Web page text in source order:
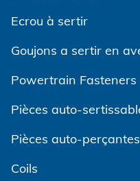
Ecrou à sertir
Goujons a sertir en
Powertrain Fasteners
Pièces auto-
Pièces auto-perçantes
Coils